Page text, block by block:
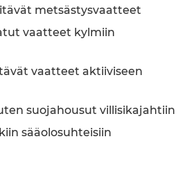
metsästysvaatteet
vaatteet kylmiin
vaatteet aktiiviseen
suojahousut villisikajahtiin
sääolosuhteisiin